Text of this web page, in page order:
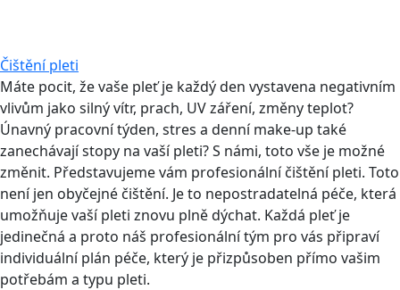
Čištění pleti
Máte pocit, že vaše pleť je každý den vystavena negativním
vlivům jako silný vítr, prach, UV záření, změny teplot?
Únavný pracovní týden, stres a denní make-up také
zanechávají stopy na vaší pleti? S námi, toto vše je možné
změnit. Představujeme vám profesionální čištění pleti. Toto
není jen obyčejné čištění. Je to nepostradatelná péče, která
umožňuje vaší pleti znovu plně dýchat. Každá pleť je
jedinečná a proto náš profesionální tým pro vás připraví
individuální plán péče, který je přizpůsoben přímo vašim
potřebám a typu pleti.